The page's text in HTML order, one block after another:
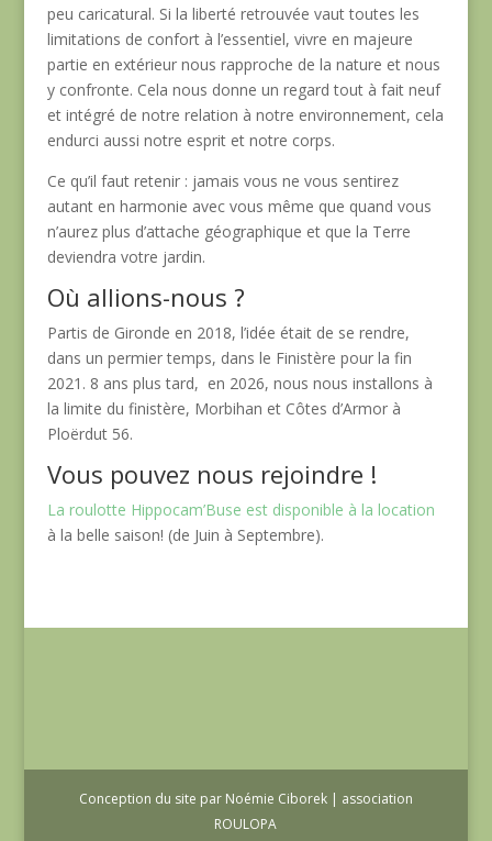
peu caricatural. Si la liberté retrouvée vaut toutes les
limitations de confort à l’essentiel, vivre en majeure
partie en extérieur nous rapproche de la nature et nous
y confronte. Cela nous donne un regard tout à fait neuf
et intégré de notre relation à notre environnement, cela
endurci aussi notre esprit et notre corps.
Ce qu’il faut retenir : jamais vous ne vous sentirez
autant en harmonie avec vous même que quand vous
n’aurez plus d’attache géographique et que la Terre
deviendra votre jardin.
Où allions-nous ?
Partis de Gironde en 2018, l’idée était de se rendre,
dans un permier temps, dans le Finistère pour la fin
2021. 8 ans plus tard, en 2026, nous nous installons à
la limite du finistère, Morbihan et Côtes d’Armor à
Ploërdut 56.
Vous pouvez nous rejoindre !
La roulotte Hippocam’Buse est disponible à la location
à la belle saison! (de Juin à Septembre).
Conception du site par Noémie Ciborek | association
ROULOPA